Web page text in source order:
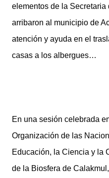
elementos de la
arribaron al municipio de
atención y ayuda en el
casas a los albergues…
En una sesión celebrada
Organización de las
Educación, la Ciencia y la
de la Biosfera de